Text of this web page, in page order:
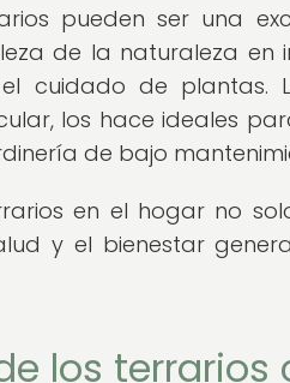
pueden ser una
de la naturaleza en
cuidado de plantas.
los hace ideales
de bajo
en el hogar no
y el bienestar
los terrarios